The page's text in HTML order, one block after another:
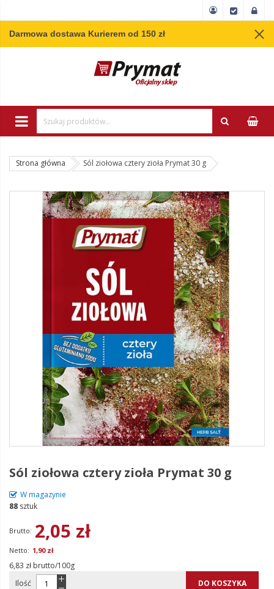
Darmowa dostawa Kurierem od 150 zł
Wpisz minimum
Strona główna Sól ziołowa cztery zioła Prymat 30 g
Sól ziołowa cztery zioła Prymat 30 g
W magazynie
88 sztuk
2,05 zł
1,90 zł
6,83 zł brutto/100g
Ilość
DO KOSZYKA